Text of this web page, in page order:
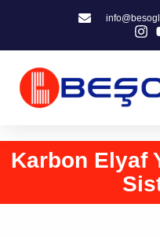
Karbon Elyaf